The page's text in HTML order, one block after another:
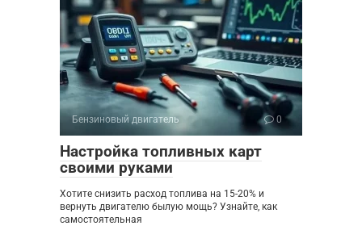
Бензиновый двигатель 0
Настройка топливных карт
своими руками
Хотите снизить расход топлива на 15-20% и
вернуть двигателю былую мощь? Узнайте, как
самостоятельная